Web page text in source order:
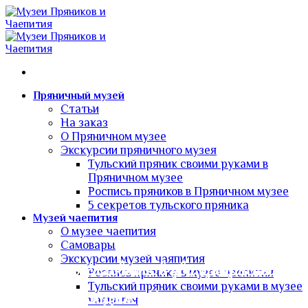
Skip
to
content
Пряничный музей
Статьи
На заказ
О Пряничном музее
Экскурсии пряничного музея
Тульский пряник своими руками в
Пряничном музее
Роспись пряников в Пряничном музее
5 секретов тульского пряника
Музей чаепития
О музее чаепития
Самовары
Экскурсии музей чаяпития
Роспись пряника в музее чаепития
Тульский пряник своими руками в музее
чаепития
Добро пожаловать в два прекрасных
тульских музея: Музей чаепития и